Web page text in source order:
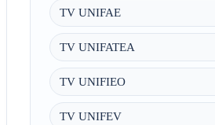
TV UNIFAE
TV UNIFATEA
TV UNIFIEO
TV UNIFEV